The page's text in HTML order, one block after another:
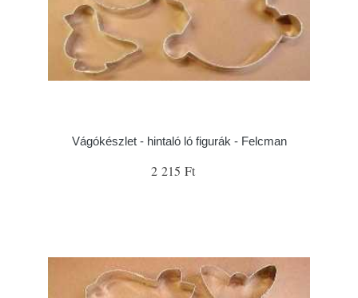
Vágókészlet - hintaló ló figurák - Felcman
2 215 Ft